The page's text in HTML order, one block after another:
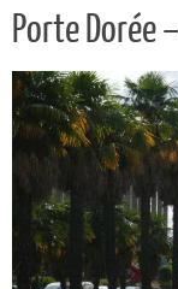
Porte Dorée